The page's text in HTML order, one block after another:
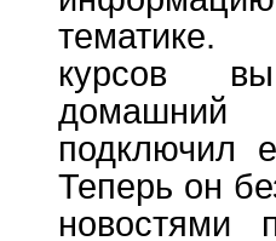
тематике.
курсов
подключил
Теперь он
новостями